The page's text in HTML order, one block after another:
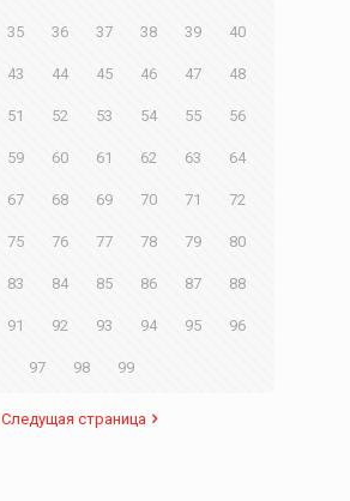
35 36 37 38 39 40
43 44 45 46 47 48
51 52 53 54 55 56
59 60 61 62 63 64
67 68 69 70 71 72
75 76 77 78 79 80
83 84 85 86 87 88
91 92 93 94 95 96
97 98 99
Следущая страница